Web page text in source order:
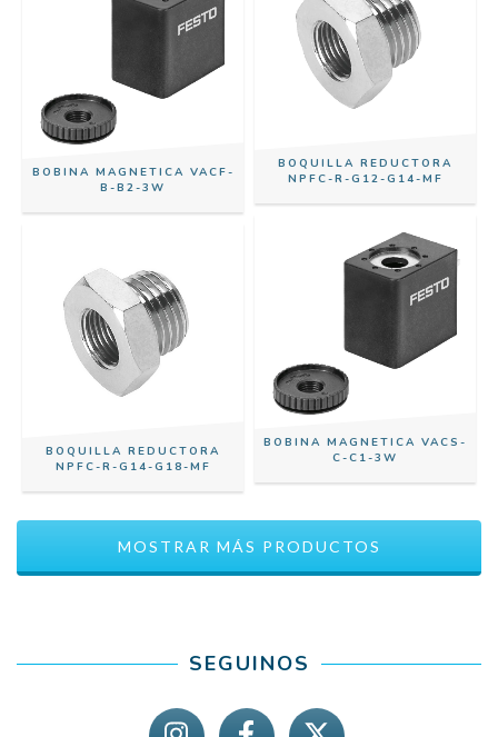
BOBINA MAGNETICA VACF-
B-B2-3W
BOQUILLA REDUCTORA
NPFC-R-G12-G14-MF
BOQUILLA REDUCTORA
NPFC-R-G14-G18-MF
BOBINA MAGNETICA VACS-
C-C1-3W
MOSTRAR MÁS PRODUCTOS
SEGUINOS